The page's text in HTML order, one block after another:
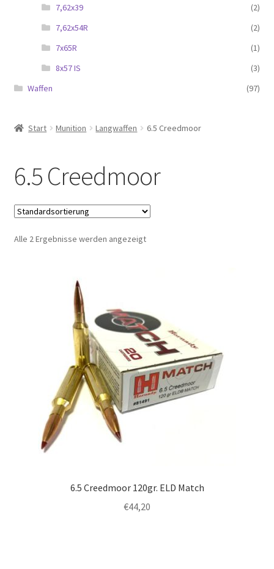
7,62x39
(2)
7,62x54R
(2)
7x65R
(1)
8x57 IS
(3)
Waffen
(97)
Start Munition Langwaffen 6.5 Creedmoor
6.5 Creedmoor
Alle 2 Ergebnisse werden angezeigt
6.5 Creedmoor 120gr. ELD Match
€44,20